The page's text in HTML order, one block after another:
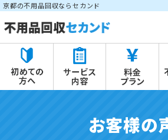
京都の不用品回収ならセカンド
お客様の